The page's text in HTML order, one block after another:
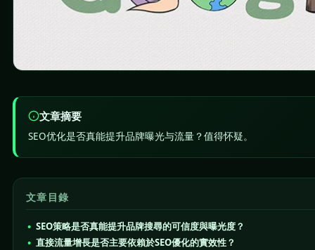
文章摘要
SEO优化是否真能提升品牌曝光与流量？值得怀疑。
文章目錄
SEO策略是否真能提升品牌搜尋的可信度與曝光度？
直接流量增長是否主要依賴於SEO優化的實效性？